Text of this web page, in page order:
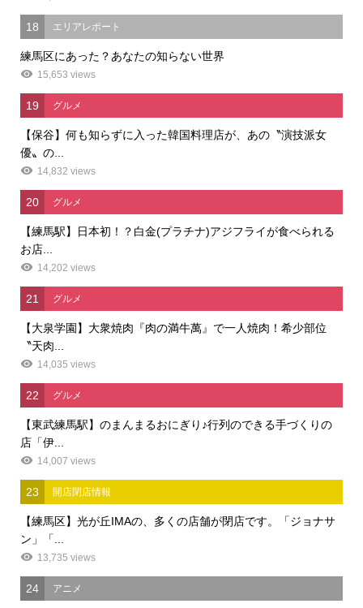
18 エリアレポート
練馬区にあった？あなたの知らない世界
15,653 views
19 グルメ
【保谷】何も知らずに入った韓国料理店が、あの〝演技派女
優〟の...
14,832 views
20 グルメ
【練馬駅】日本初！？白金(プラチナ)アジフライが食べられる
お店...
14,202 views
21 グルメ
【大泉学園】大衆焼肉『肉の満牛萬』で一人焼肉！希少部位
〝天肉...
14,035 views
22 グルメ
【東武練馬駅】のまんまるおにぎり♪行列のできる手づくりの
店「伊...
14,007 views
23 開店閉店情報
【練馬区】光が丘IMAの、多くの店舗が閉店です。「ジョナサ
ン」「...
13,735 views
24 アニメ